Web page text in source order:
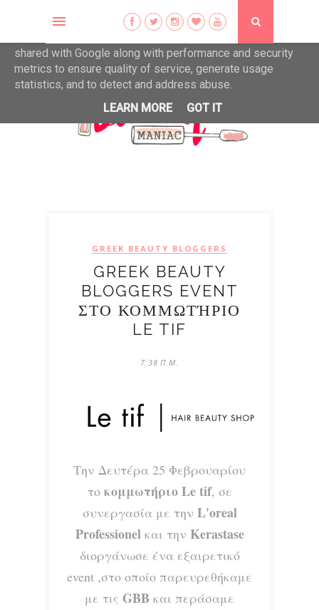
GREEK BEAUTY BLOGGERS
GREEK BEAUTY
BLOGGERS EVENT
ΣΤΟ ΚΟΜΜΩΤΉΡΙΟ
LE TIF
7:38 Π.Μ.
Την Δευτέρα 25 Φεβρουαρίου
το κομμωτήριο Le tif, σε
συνεργασία με την L'oreal
Professionelκαι την Kerastase
διοργάνωσε ένα εξαιρετικό
event ,στο οποίο παρευρεθήκαμε
με τις GBB και περάσαμε
This site uses cookies from Google to deliver its services
shared with Google along with performance and security
metrics to ensure quality of service, generate usage
statistics, and to detect and address abuse.
LEARN MORE
GOT IT